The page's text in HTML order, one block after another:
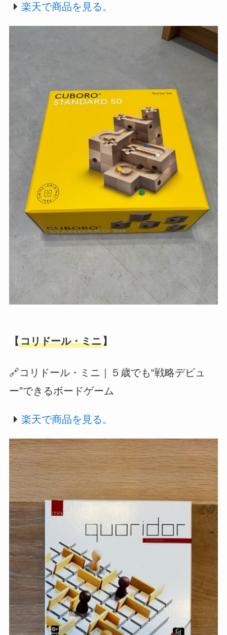
楽天で商品を見る。
【 コリドール・ミニ】
🔗コリドール・ミニ｜５歳でも“戦略デビュ
ー”できるボードゲーム
楽天で商品を見る。